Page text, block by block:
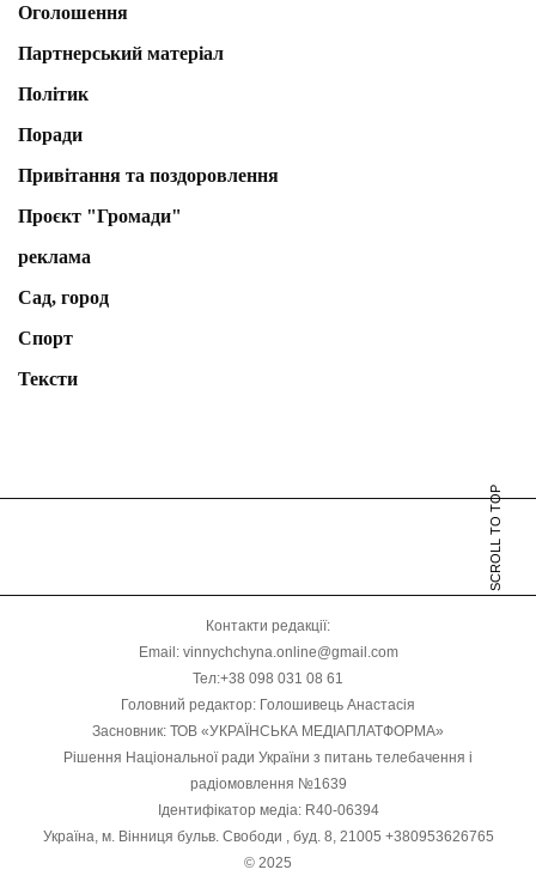
Оголошення
Партнерський матеріал
Політик
Поради
Привітання та поздоровлення
Проєкт "Громади"
реклама
Сад, город
Спорт
Тексти
SCROLL TO TOP
Контакти редакції:
Email: vinnychchyna.online@gmail.com
Тел:+38 098 031 08 61
Головний редактор: Голошивець Анастасія
Засновник: ТОВ «УКРАЇНСЬКА МЕДІАПЛАТФОРМА»
Рішення Національної ради України з питань телебачення і
радіомовлення №1639
Ідентифікатор медіа: R40-06394
Україна, м. Вінниця бульв. Свободи , буд. 8, 21005 +380953626765
© 2025